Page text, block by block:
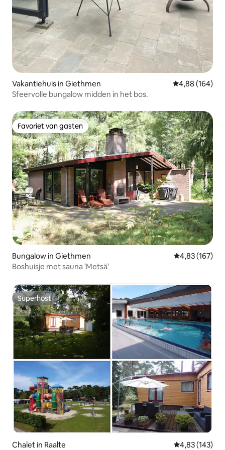
Vakantiehuis in Giethmen Gemiddelde
4,88 (164)
Sfeervolle bungalow midden in het bos.
Favoriet van gasten
Favoriet van gasten
Bungalow in Giethmen Gemiddelde
4,83 (167)
Boshuisje met sauna 'Metsä'
Superhost
Superhost
Chalet in Raalte Gemiddelde
4,83 (143)